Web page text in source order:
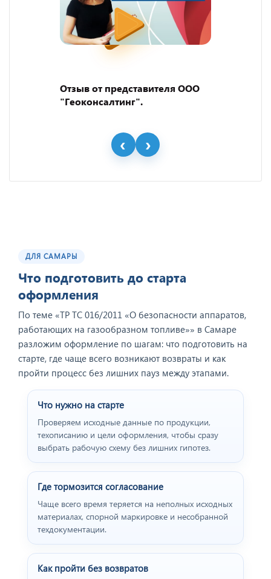
Отзыв от представителя ООО
"Геоконсалтинг".
ДЛЯ САМАРЫ
Что подготовить до старта
оформления
По теме «ТР ТС 016/2011 «О безопасности аппаратов,
работающих на газообразном топливе»» в Самаре
разложим оформление по шагам: что подготовить на
старте, где чаще всего возникают возвраты и как
пройти процесс без лишних пауз между этапами.
Что нужно на старте
Проверяем исходные данные по продукции,
техописанию и цели оформления, чтобы сразу
выбрать рабочую схему без лишних гипотез.
Где тормозится согласование
Чаще всего время теряется на неполных исходных
материалах, спорной маркировке и несобранной
техдокументации.
Как пройти без возвратов